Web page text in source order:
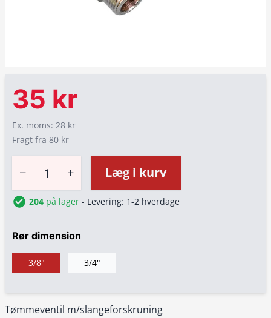
Tømmeventil m/slangeforskruning
35 kr
Ex. moms: 28 kr
Fragt fra 80 kr
− + Læg i kurv
204 på lager - Levering: 1-2 hverdage
Rør dimension
3/8" 3/4"